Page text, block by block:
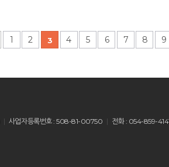
1 2 3 4 5 6 7 8 9
사업자등록번호 : 508-81-00750 전화 : 054-859-